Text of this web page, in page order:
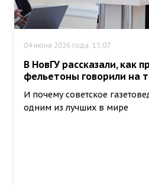
04 июня 2026 года, 15:07
В НовГУ рассказали, как
фельетоны говорили на
И почему советское
одним из лучших в мире